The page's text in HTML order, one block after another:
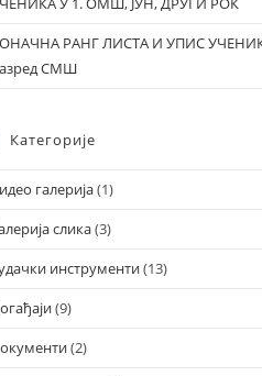
РАНГ ЛИСТА И УПИС
СМШ
Категорије
галерија(1)
слика(3)
инструменти(13)
(9)
(2)